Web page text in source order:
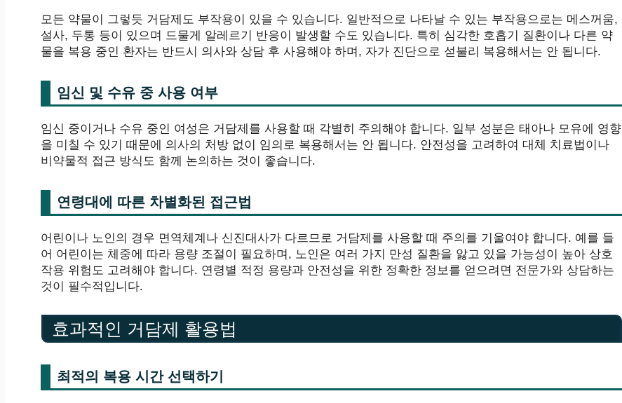
모든 약물이 그렇듯 거담제도 부작용이 있을 수 있습니다. 일반적으로 나타날 수 있는 부작용으로는 메스꺼움,
설사, 두통 등이 있으며 드물게 알레르기 반응이 발생할 수도 있습니다. 특히 심각한 호흡기 질환이나 다른 약
물을 복용 중인 환자는 반드시 의사와 상담 후 사용해야 하며, 자가 진단으로 섣불리 복용해서는 안 됩니다.
임신 및 수유 중 사용 여부
임신 중이거나 수유 중인 여성은 거담제를 사용할 때 각별히 주의해야 합니다. 일부 성분은 태아나 모유에 영향
을 미칠 수 있기 때문에 의사의 처방 없이 임의로 복용해서는 안 됩니다. 안전성을 고려하여 대체 치료법이나
비약물적 접근 방식도 함께 논의하는 것이 좋습니다.
연령대에 따른 차별화된 접근법
어린이나 노인의 경우 면역체계나 신진대사가 다르므로 거담제를 사용할 때 주의를 기울여야 합니다. 예를 들
어 어린이는 체중에 따라 용량 조절이 필요하며, 노인은 여러 가지 만성 질환을 앓고 있을 가능성이 높아 상호
작용 위험도 고려해야 합니다. 연령별 적정 용량과 안전성을 위한 정확한 정보를 얻으려면 전문가와 상담하는
것이 필수적입니다.
효과적인 거담제 활용법
최적의 복용 시간 선택하기